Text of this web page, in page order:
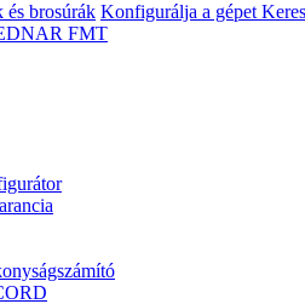
és brosúrák Konfigurálja a gépet
FMT